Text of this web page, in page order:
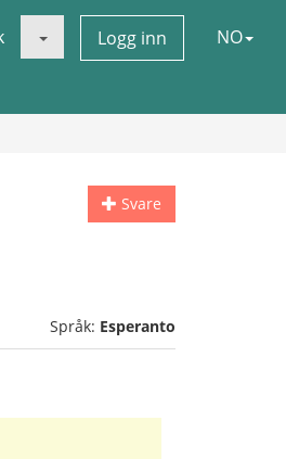
Logg inn NO
Svare
Språk: Esperanto